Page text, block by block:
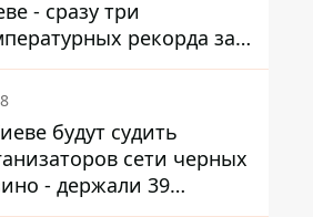
- сразу три
рекорда за
будут судить
сети черных
- держали 39